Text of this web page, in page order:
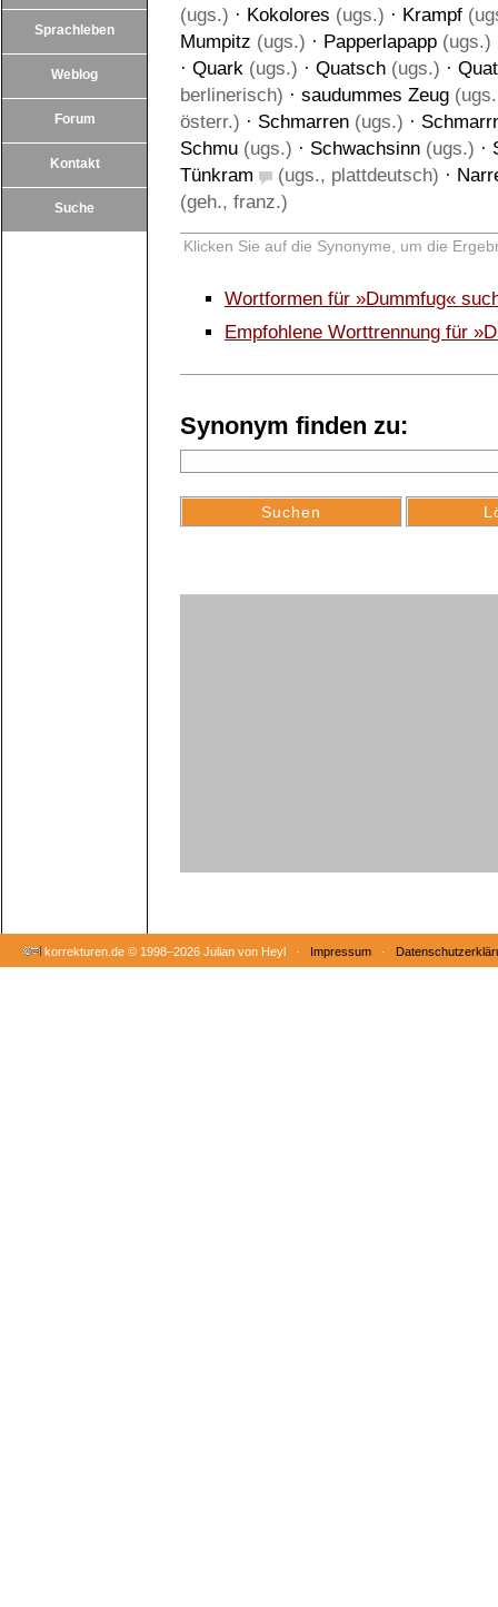
Sprachleben
Weblog
Forum
Kontakt
Suche
(ugs.) · Kokolores (ugs.) · Krampf
Mumpitz (ugs.) · Papperlapapp (ugs.)
· Quark (ugs.) · Quatsch (ugs.) ·
berlinerisch) · saudummes Zeug
österr.) · Schmarren (ugs.) ·
Schmu (ugs.) · Schwachsinn (ugs.) ·
Tünkram
(ugs., plattdeutsch) ·
(geh., franz.)
Klicken Sie auf die Synonyme, um die
Wortformen für »Dummfug«
Empfohlene Worttrennung für
Synonym finden zu:
korrekturen.de © 1998–2026 Julian von Heyl · Impressum ·